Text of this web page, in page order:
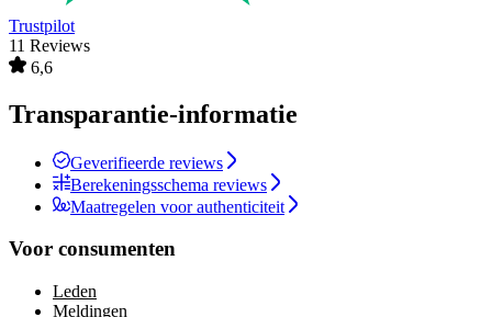
Trustpilot
11 Reviews
6,6
Transparantie-informatie
Geverifieerde reviews
Berekeningsschema reviews
Maatregelen voor authenticiteit
Voor consumenten
Leden
Meldingen